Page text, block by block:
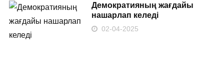
Демократияның жағдайы
нашарлап келеді
02-04-2025